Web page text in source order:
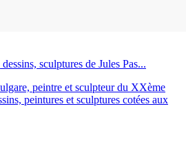
sculptures de Jules Pas...
peintre et sculpteur du XXème
peintures et sculptures cotées aux